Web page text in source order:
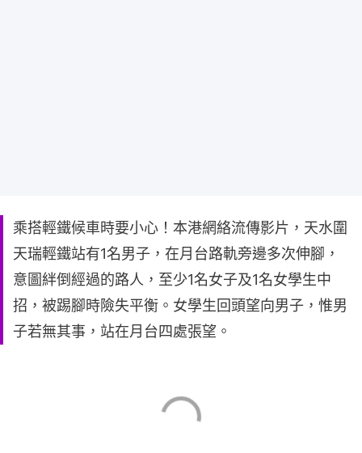
乘搭輕鐵候車時要小心！本港網絡流傳影片，天水圍
天瑞輕鐵站有1名男子，在月台路軌旁邊多次伸腳，
意圖絆倒經過的路人，至少1名女子及1名女學生中
招，被踢腳時險失平衡。女學生回頭望向男子，惟男
子若無其事，站在月台四處張望。